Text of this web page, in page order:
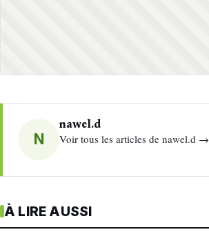
N
nawel.d
Voir tous les articles de nawel.d →
À LIRE AUSSI